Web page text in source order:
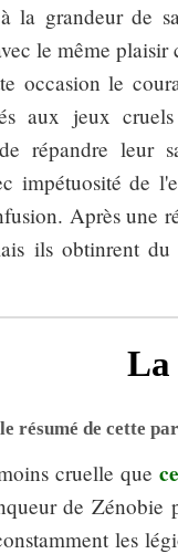
la grandeur de
le même
occasion le
aux jeux
répandre leur
impétuosité de
Après une
ils obtinrent
La
résumé de cette
cruelle que
de Zénobie
les